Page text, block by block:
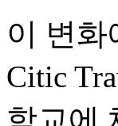
이 변
Citic
학교에